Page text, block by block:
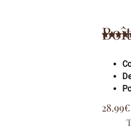
28.99€